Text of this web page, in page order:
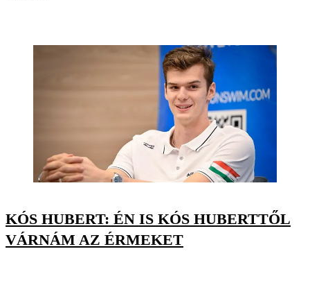
KÓS HUBERT: ÉN IS KÓS HUBERTTŐL
VÁRNÁM AZ ÉRMEKET